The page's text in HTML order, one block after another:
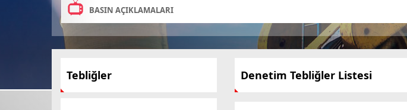
BASIN AÇIKLAMALARI
Tebliğler Denetim Tebliğler Listesi